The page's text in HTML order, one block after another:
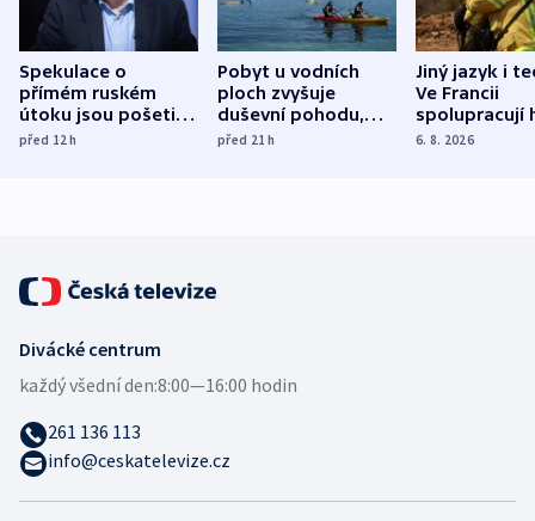
Spekulace o
přímém ruském
útoku jsou pošetilé,
míní estonský
před 12h
Pobyt u vodních
ploch zvyšuje
duševní pohodu,
ukázala
před 21h
Jiný jazyk i
Ve Francii
spolupracují
různých zemí
6. 8. 2026
Divácké centrum
každý všední den:8:00—16:00 hodin
261 136 113
info@ceskatelevize.cz